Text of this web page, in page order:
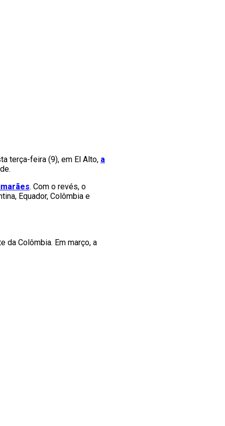
terça-feira (9), em El Alto, a
. Com o revés, o
Equador, Colômbia e
da Colômbia. Em março, a